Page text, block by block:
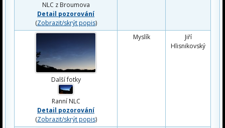
NLC z Broumova
Detail pozorování
(Zobrazit/skrýt popis)
Další fotky
Ranní NLC
Detail pozorování
(Zobrazit/skrýt popis)
Myslík
Jiří
Hlisnikovský